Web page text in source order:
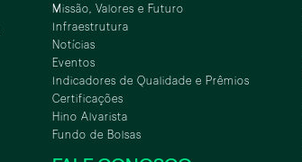
Missão, Valores e Futuro
Infraestrutura
Notícias
Eventos
Indicadores de Qualidade e Prêmios
Certificações
Hino Alvarista
Fundo de Bolsas